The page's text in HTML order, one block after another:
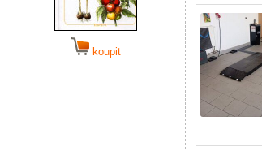
koupit